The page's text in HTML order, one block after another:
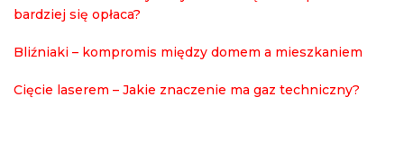
bardziej się opłaca?
Bliźniaki – kompromis między domem a mieszkaniem
Cięcie laserem – Jakie znaczenie ma gaz techniczny?